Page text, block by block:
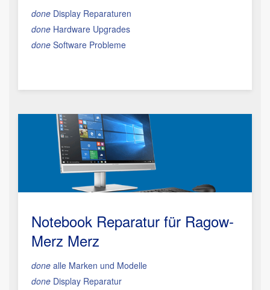
done Display Reparaturen
done Hardware Upgrades
done Software Probleme
Notebook Reparatur für Ragow-
Merz Merz
done alle Marken und Modelle
done Display Reparatur